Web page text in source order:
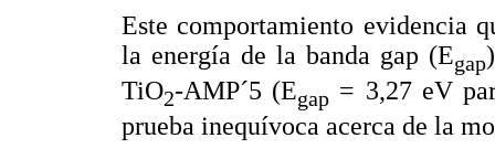
Este comportamiento evidencia
la energía de la banda gap (Egap
TiO2-AMP´5 (Egap = 3,27 eV
prueba inequívoca acerca de la